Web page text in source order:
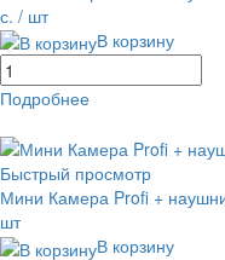
с. / шт
В корзину
Подробнее
Быстрый просмотр
Мини Камера Profi +
шт
В корзину